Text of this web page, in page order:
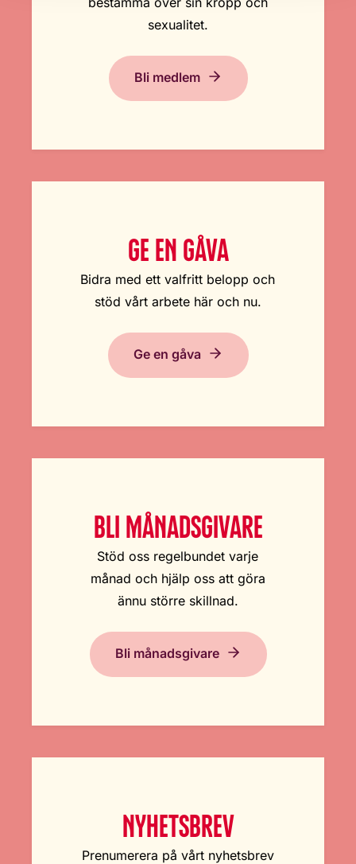
sexualitet.
Bli medlem
GE EN GÅVA
Bidra med ett valfritt belopp och
stöd vårt arbete här och nu.
Ge en gåva
BLI MÅNADSGIVARE
Stöd oss regelbundet varje
månad och hjälp oss att göra
ännu större skillnad.
Bli månadsgivare
NYHETSBREV
Prenumerera på vårt nyhetsbrev